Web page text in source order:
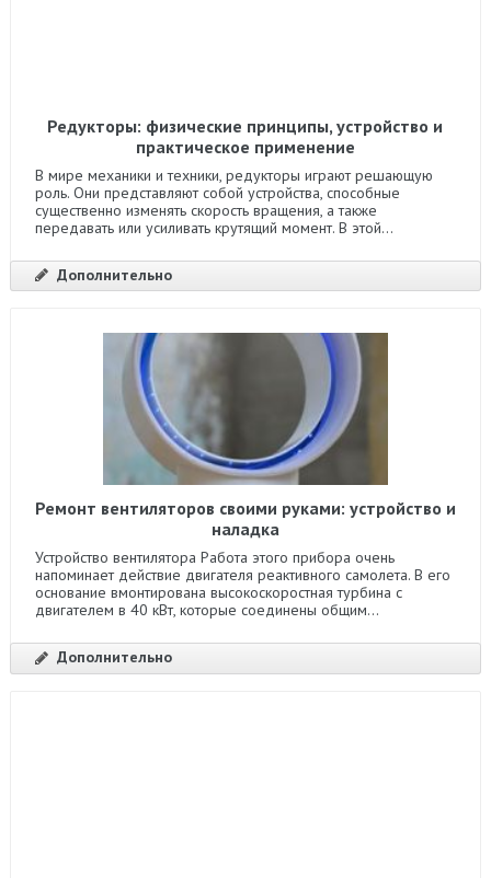
Редукторы: физические принципы, устройство и
практическое применение
В мире механики и техники, редукторы играют решающую
роль. Они представляют собой устройства, способные
существенно изменять скорость вращения, а также
передавать или усиливать крутящий момент. В этой...
Дополнительно
Ремонт вентиляторов своими руками: устройство и
наладка
Устройство вентилятора Работа этого прибора очень
напоминает действие двигателя реактивного самолета. В его
основание вмонтирована высокоскоростная турбина с
двигателем в 40 кВт, которые соединены общим...
Дополнительно